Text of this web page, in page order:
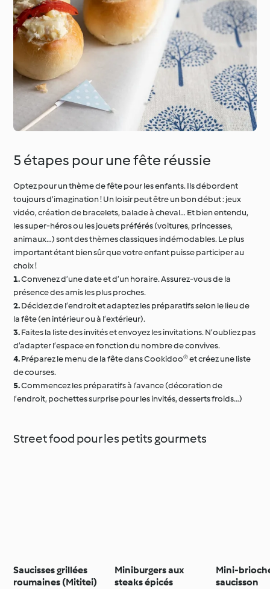
5 étapes pour une fête réussie
Optez pour un thème de fête pour les enfants. Ils débordent
toujours d’imagination ! Un loisir peut être un bon début : jeux
vidéo, création de bracelets, balade à cheval… Et bien entendu,
les super-héros ou les jouets préférés (voitures, princesses,
animaux…) sont des thèmes classiques indémodables. Le plus
important étant bien sûr que votre enfant puisse participer au
choix !
1.Convenez d’une date et d’un horaire. Assurez-vous de la
présence des amis les plus proches.
2.Décidez de l’endroit et adaptez les préparatifs selon le lieu de
la fête (en intérieur ou à l’extérieur).
3.Faites la liste des invités et envoyez les invitations. N’oubliez pas
d’adapter l’espace en fonction du nombre de convives.
4.Préparez le menu de la fête dans Cookidoo® et créez une liste
de courses.
5.Commencez les préparatifs à l’avance (décoration de
l’endroit, pochettes surprise pour les invités, desserts froids…)
Street food pour les petits gourmets
Saucisses grillées
roumaines (Mititei)
Miniburgers aux
steaks épicés
Mini-
saucisson